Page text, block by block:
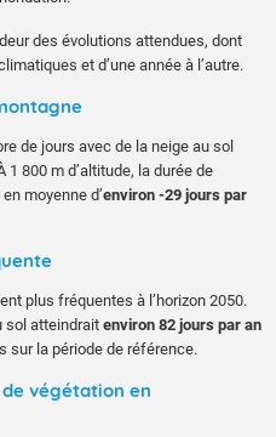
des évolutions attendues, dont
et d’une année à l’autre.
de jours avec de la neige au sol
800 m d’altitude, la durée de
moyenne d’environ -29 jours par
plus fréquentes à l’horizon 2050.
sol atteindrait environ 82 jours par an
sur la période de référence.
végétation en